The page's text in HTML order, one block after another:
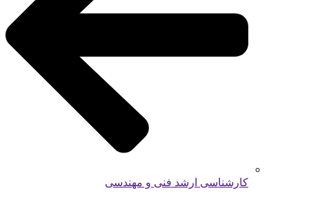
کارشناسی ارشد فنی و مهندسی